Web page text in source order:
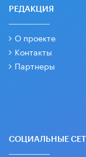
РЕДАКЦИЯ
О проекте
Контакты
Партнеры
СОЦИАЛЬНЫЕ